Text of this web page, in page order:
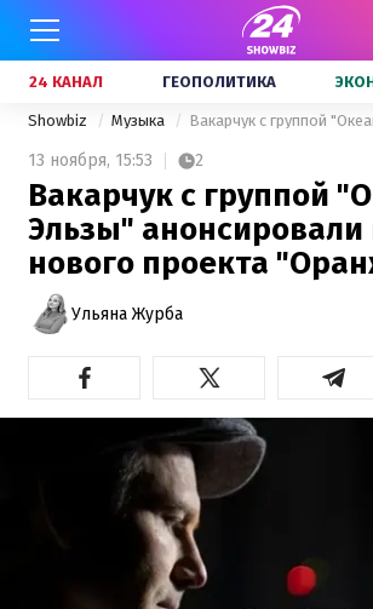
24 КАНАЛ ГЕОПОЛИТИКА
Showbiz Музыка
13 ноября, 15:53 2
Вакарчук с группой
Эльзы" анонсировали
нового проекта
Ульяна Журба